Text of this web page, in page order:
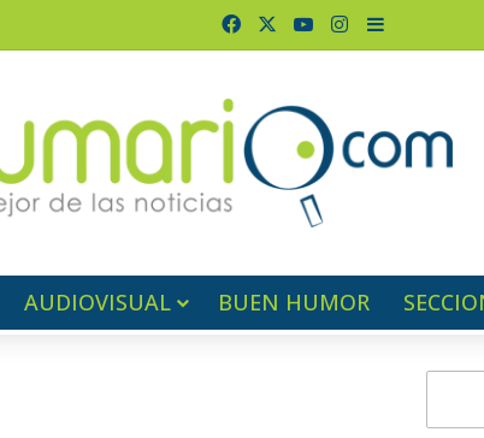
FacebookYouTubeInstagram
Barra lateral
AUDIOVISUAL BUEN HUMOR